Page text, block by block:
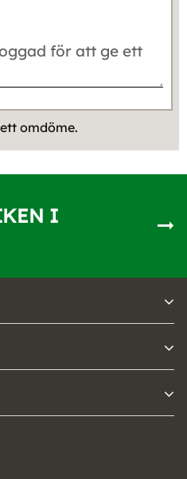
omdöme.
I